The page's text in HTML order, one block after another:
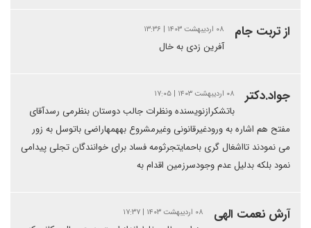
از تربت جام ۰۸ اردیبهشت ۱۴۰۳ | ۱۳:۳۶
آفرین زدی به خال
جواد.دکتر ۰۸ اردیبهشت ۱۴۰۳ | ۱۷:۰۵
باتشکرازنویسنده ونظرات جالب دوستان بنظرمی رسدآقای
مفتح هم اشاره به ورودغیرقانونی وغیرمشروع بههمهاراضی باتوسل به زور
می نمودند تااشغال گری باحمایتجرثومه فساد برای خوانندگان تجلی پیدامی
نمود بلکه بدلیل عدم وجودسرزمین اقدام به
آرش نعمت الهی ۰۸ اردیبهشت ۱۴۰۳ | ۱۷:۳۷